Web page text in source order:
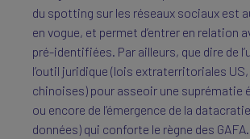
du spotting sur les réseaux sociaux est
en vogue, et permet d’entrer en relation
pré-identifiées. Par ailleurs, que dire de
l’outil juridique (lois extraterritoriales
chinoises) pour asseoir une suprématie
ou encore de l’émergence de la
données) qui conforte le règne des